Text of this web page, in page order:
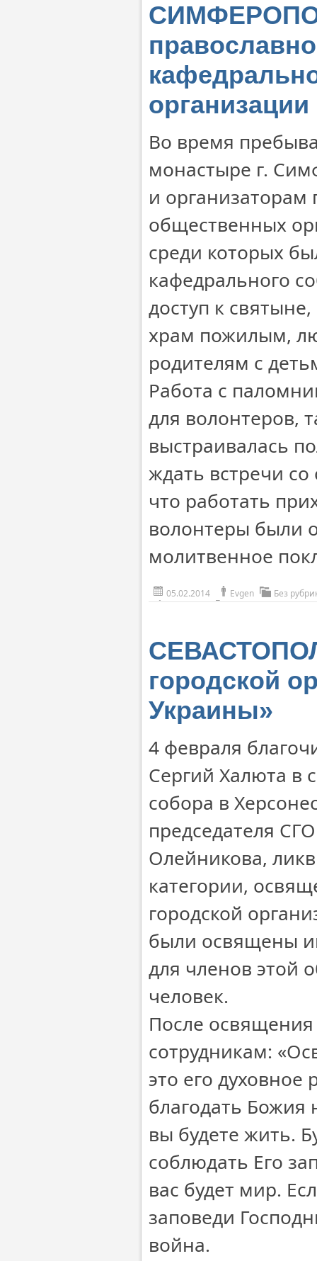
Во время
монастыре г.
и
общественных
среди которых
кафедрального
доступ к
храм пожилым,
родителям с
Работа с
для волонтеров,
выстраивалась
ждать встречи
что работать
волонтеры были
молитвенное
05.02.2014 Evgen Без
городской
Украины»
4 февраля
Сергий Халюта в
собора в
председателя
Олейникова,
категории,
городской
были освящены
для членов этой
человек.
После освящения
сотрудникам:
это его духовное
благодать Божия
вы будете жить.
соблюдать Его
вас будет мир.
заповеди
война.